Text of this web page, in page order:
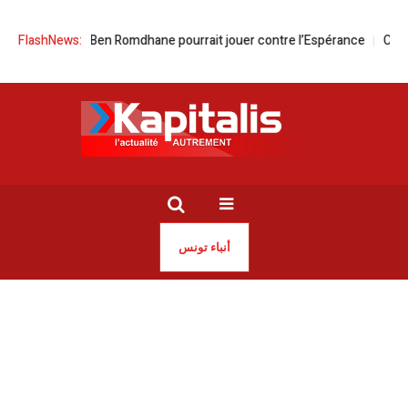
FlashNews:
Al Ahly | Ben Romdhane pourrait jouer contre l’Espérance Ce soir
أنباء تونس